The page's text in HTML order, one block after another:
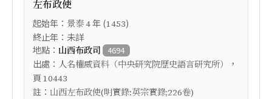
左布政使
起始年： 景泰4年 (1453)
終止年：未詳
地點： 山西布政司 4694
出處： 人名權威資料（中央研究院歷史語言研究所）
，
頁 10443
註： 山西左布政使(明實錄:英宗實錄;226卷)